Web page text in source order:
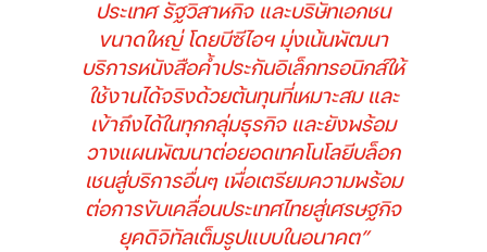
ประเทศ รัฐวิสาหกิจ และบริษัทเอกชน
ขนาดใหญ่ โดยบีซีไอฯ มุ่งเน้นพัฒนา
บริการหนังสือค้ำประกันอิเล็กทรอนิกส์ให้
ใช้งานได้จริงด้วยต้นทุนที่เหมาะสม และ
เข้าถึงได้ในทุกกลุ่มธุรกิจ และยังพร้อม
วางแผนพัฒนาต่อยอดเทคโนโลยีบล็อก
เชนสู่บริการอื่นๆ เพื่อเตรียมความพร้อม
ต่อการขับเคลื่อนประเทศไทยสู่เศรษฐกิจ
ยุคดิจิทัลเต็มรูปแบบในอนาคต”